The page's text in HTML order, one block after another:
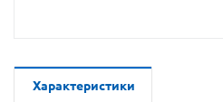
Характеристики